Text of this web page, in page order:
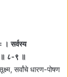
। सर्वस्य
॥ ८-९ ॥
सर्वांचे धारण-पोषण